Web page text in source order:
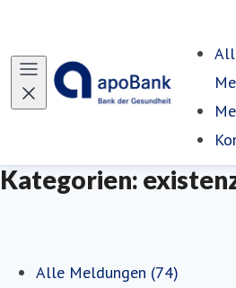
Kategorien:
Alle Meldungen (74)